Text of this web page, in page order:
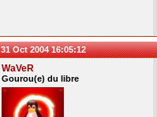
31 Oct 2004 16:05:12
WaVeR
Gourou(e) du libre